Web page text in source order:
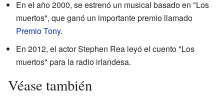
En el año 2000, se estrenó un musical basado en "Los
muertos", que ganó un importante premio llamado
Premio Tony.
En 2012, el actor Stephen Rea leyó el cuento "Los
muertos" para la radio irlandesa.
Véase también